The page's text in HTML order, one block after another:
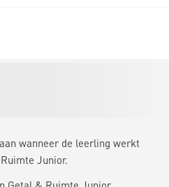
wanneer de leerling werkt
Junior.